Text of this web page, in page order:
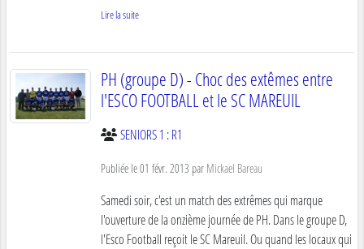
Lire la suite
PH (groupe D) - Choc des extêmes entre
l'ESCO FOOTBALL et le SC MAREUIL
SENIORS 1 : R1
Publiée le01 févr. 2013 par Mickael Bareau
Samedi soir, c'est un match des extrêmes qui marque
l'ouverture de la onzième journée de PH. Dans le groupe D,
l'Esco Football reçoit le SC Mareuil. Ou quand les locaux qui